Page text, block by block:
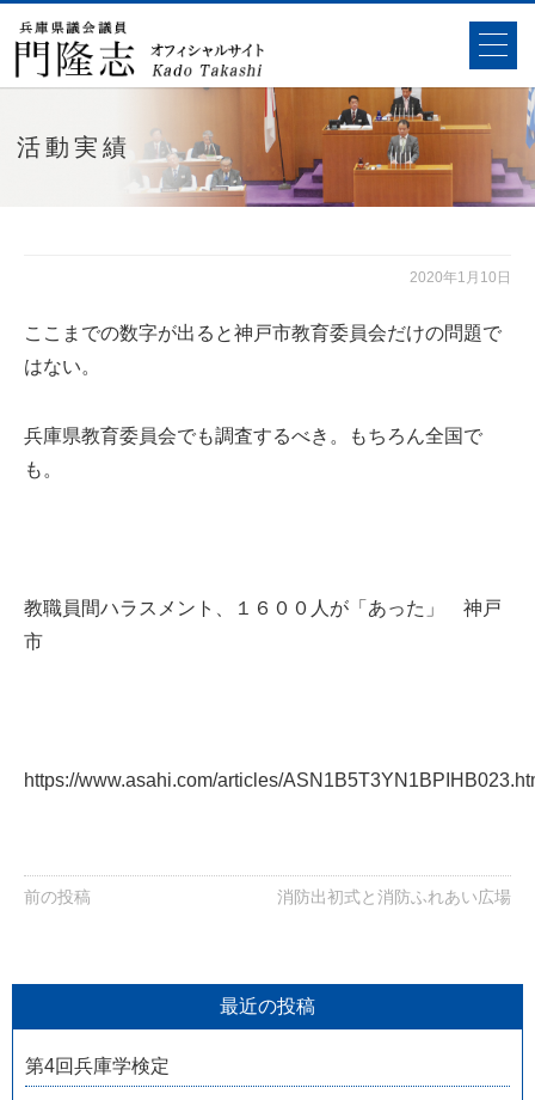
活動実績
2020年1月10日
ここまでの数字が出ると神戸市教育委員会だけの問題で
はない。
兵庫県教育委員会でも調査するべき。もちろん全国で
も。
教職員間ハラスメント、１６００人が「あった」 神戸
市
https://www.asahi.com/articles/
前の投稿 消防出初式と消防ふれあい広場
最近の投稿
第4回兵庫学検定